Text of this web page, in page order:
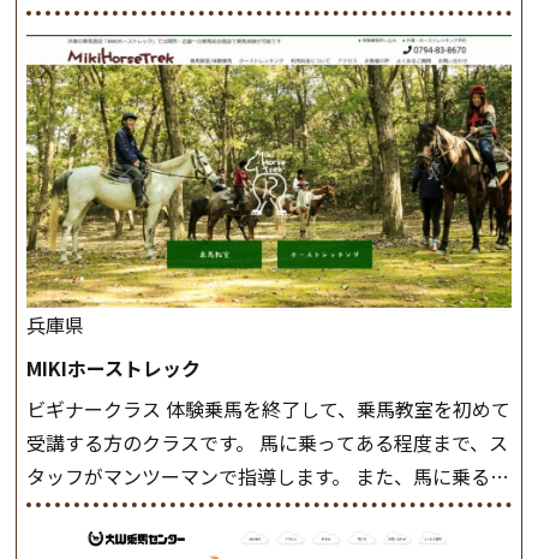
兵庫県
MIKIホーストレック
ビギナークラス 体験乗馬を終了して、乗馬教室を初めて
受講する方のクラスです。 馬に乗ってある程度まで、ス
タッフがマンツーマンで指導します。 また、馬に乗るだ
けでなく、馬の手入れや馬装（鞍などを装着する） も
このクラスで把握し、「馬に触れること」にも慣れてい